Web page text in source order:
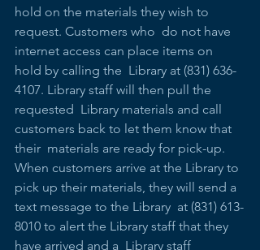
hold on the materials they wish to
request. Customers who  do not have
internet access can place items on
hold by calling the  Library at (831) 636-
4107. Library staff will then pull the
requested  Library materials and call
customers back to let them know that
their  materials are ready for pick-up.
When customers arrive at the Library to
pick up their materials, they will send a
text message to the Library  at (831) 613-
8010 to alert the Library staff that they
have arrived and a  Library staff